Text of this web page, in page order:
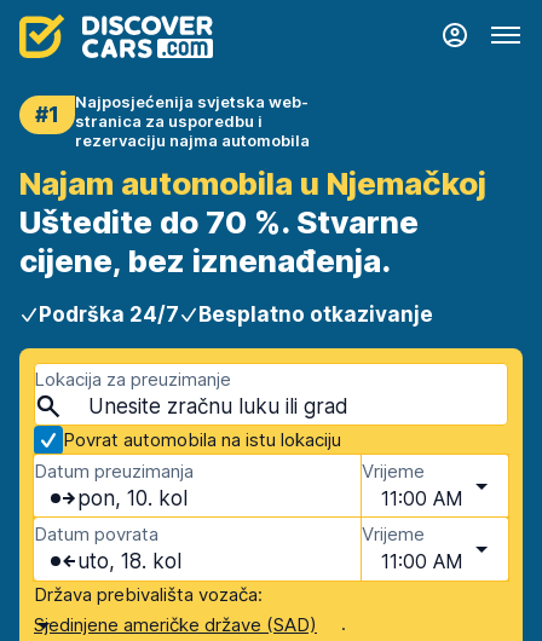
#1
Najposjećenija svjetska web-
stranica za usporedbu i
rezervaciju najma automobila
Najam automobila u Njemačkoj
Uštedite do 70 %. Stvarne
cijene, bez iznenađenja.
Podrška 24/7 Besplatno otkazivanje
Lokacija za preuzimanje
Povrat automobila na istu lokaciju
Datum preuzimanja
pon, 10. kol
Vrijeme
11:00 AM
Datum povrata
uto, 18. kol
Vrijeme
11:00 AM
Država prebivališta vozača:
Sjedinjene američke države (SAD)
.